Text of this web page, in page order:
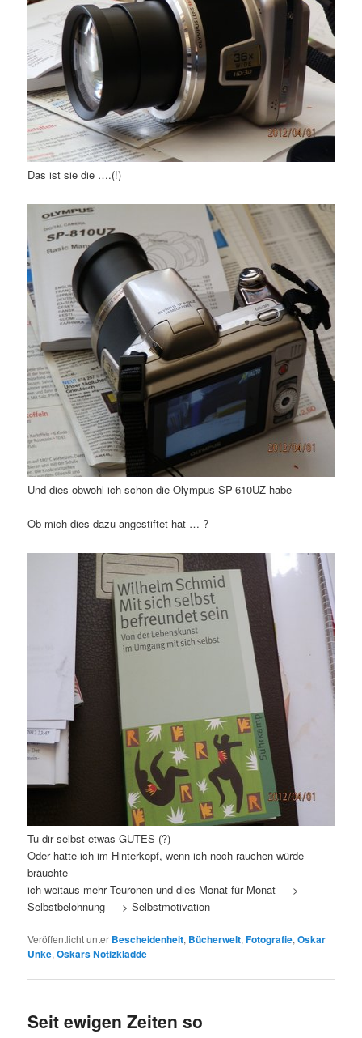
Das ist sie die ….(!)
Und dies obwohl ich schon die Olympus SP-610UZ habe
Ob mich dies dazu angestiftet hat … ?
Tu dir selbst etwas GUTES (?)
Oder hatte ich im Hinterkopf, wenn ich noch rauchen würde
bräuchte
ich weitaus mehr Teuronen und dies Monat für Monat —->
Selbstbelohnung —-> Selbstmotivation
Veröffentlicht unter Bescheidenheit, Bücherwelt,Fotografie,Oskar
Unke,Oskars Notizkladde
Seit ewigen Zeiten so